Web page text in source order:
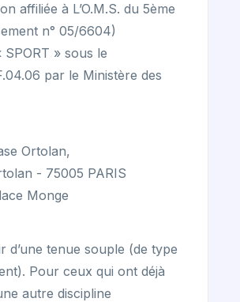
affiliée à L’O.M.S. du 5ème
n° 05/6604)
SPORT » sous le
par le Ministère des
Ortolan,
- 75005 PARIS
Monge
d’une tenue souple (de type
Pour ceux qui ont déjà
autre discipline